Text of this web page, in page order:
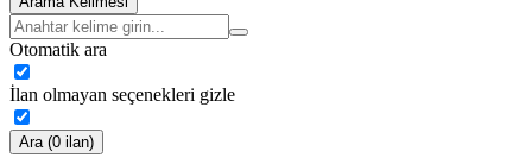
Otomatik ara
İlan olmayan seçenekleri gizle
Ara (0 ilan)